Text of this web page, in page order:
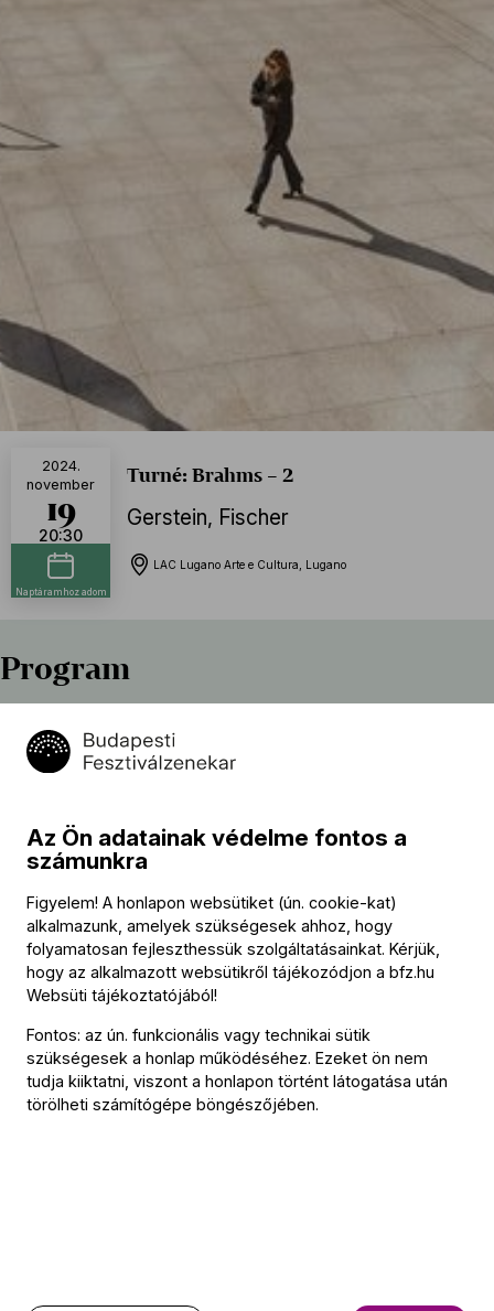
Turné: Brahms – 2
Gerstein, Fischer
LAC Lugano Arte e Cultura, Lugano
2024.
november
19
20:30
Naptáramhoz adom
Program
Johannes Brahms (→
1. magyar tánc
1. (d-moll) zongoraverseny, Op. 15
Johannes Brahms (→
1. (c-moll) szimfónia, Op. 68
Közreműködők
Vezényel
Fischer Iván
Az Ön adatainak védelme fontos a
számunkra
Figyelem! A honlapon websütiket (ún. cookie-kat)
alkalmazunk, amelyek szükségesek ahhoz, hogy
folyamatosan fejleszthessük szolgáltatásainkat. Kérjük,
hogy az alkalmazott websütikről tájékozódjon a bfz.hu
Websüti tájékoztatójából!
Fontos: az ún. funkcionális vagy technikai sütik
szükségesek a honlap működéséhez. Ezeket ön nem
tudja kiiktatni, viszont a honlapon történt látogatása után
törölheti számítógépe böngészőjében.